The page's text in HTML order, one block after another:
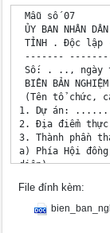
Mẫu số 07
ỦY BAN NHÂN
TỈNH . Độc lập
-------
Số: . .., ngày
BIÊN BẢN
(Tên tổ chức,
1. Dự án:
2. Địa
3. Thành
a) Phía Hội
diện).
- Người đại diện
4. Thời gian
Bắt đầu: ..
File đính kèm: